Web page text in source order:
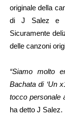
originale della
di J Salez e
Sicuramente
delle canzoni
“Siamo molto
Bachata di ‘Un
tocco personale
ha detto J Salez.